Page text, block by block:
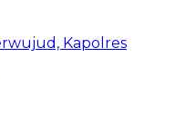
Kapolres